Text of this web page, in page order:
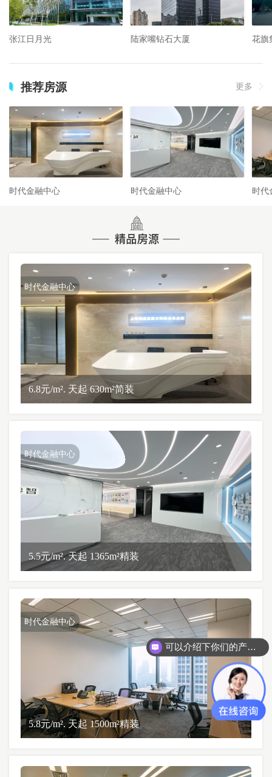
张江日月光 陆家嘴钻石大厦 花旗
推荐房源 更多
时代金融中心 时代金融中心 时代
时代金融中心
6.8元/m². 天起 630m²简装
时代金融中心
5.5元/m². 天起 1365m²精装
时代金融中心
5.8元/m². 天起 1500m²精装
可以介绍下你们的产品么？